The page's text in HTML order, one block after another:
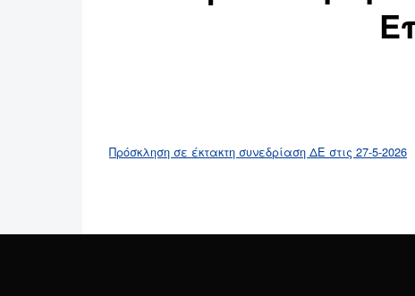
Πρόσκληση σε έκτακτη συνεδρίαση ΔΕ στις 27-5-2026